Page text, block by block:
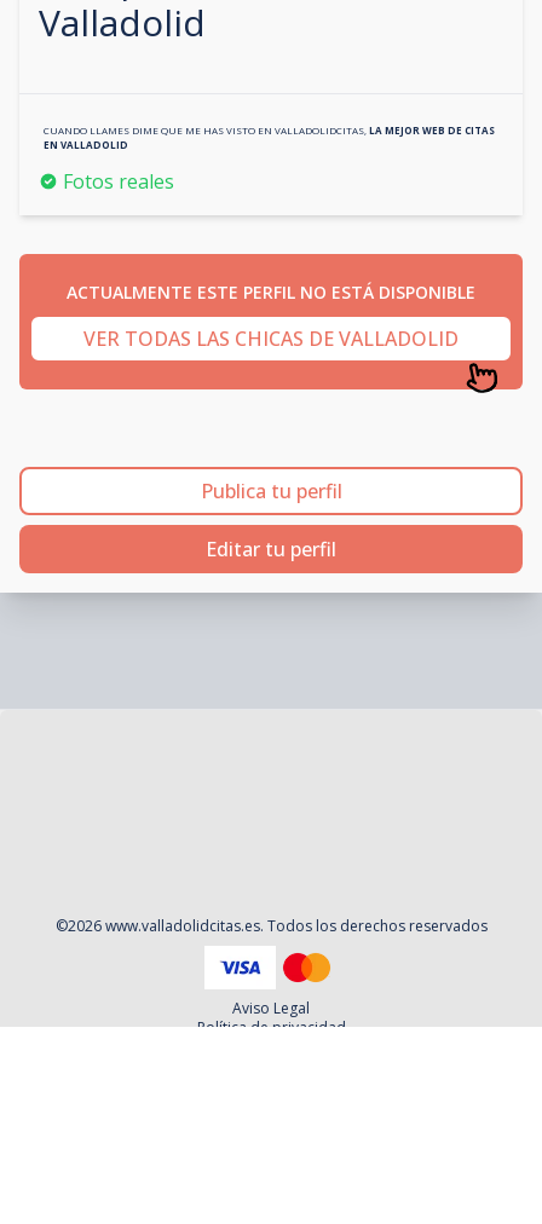
Valladolid
CUANDO LLAMES DIME QUE ME HAS VISTO EN VALLADOLIDCITAS LA MEJOR WEB DE CITAS
EN VALLADOLID
Fotos reales
ACTUALMENTE ESTE PERFIL NO ESTÁ DISPONIBLE
VER TODAS LAS CHICAS DE VALLADOLID
Publica tu perfil
Editar tu perfil
©2026 www.valladolidcitas.es. Todos los derechos reservados
Aviso Legal
Política de privacidad